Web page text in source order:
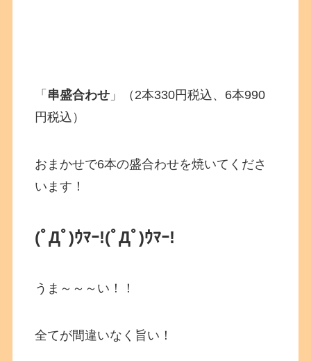
「 串盛合わせ 」（2本330円税込、6本990
円税込）
おまかせで6本の盛合わせを焼いてくださ
います！
(ﾟДﾟ)ｳﾏｰ!(ﾟДﾟ)ｳﾏｰ!
うま～～～い！！
全てが間違いなく旨い！